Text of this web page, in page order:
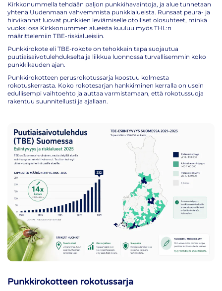
Kirkkonummella tehdään paljon punkkihavaintoja, ja alue tunnetaan
yhtenä Uudenmaan vahvemmista punkkialueista. Runsaat peura- ja
hirvikannat luovat punkkien leviämiselle otolliset olosuhteet, minkä
vuoksi osa Kirkkonummen alueista kuuluu myös THL:n
määrittelemiin TBE-riskialueisiin.
Punkkirokote eli TBE-rokote on tehokkain tapa suojautua
puutiaisaivotulehdukselta ja liikkua luonnossa turvallisemmin koko
punkkikauden ajan.
Punkkirokotteen perusrokotussarja koostuu kolmesta
rokotuskerrasta. Koko rokotesarjan hankkiminen kerralla on usein
edullisempi vaihtoehto ja auttaa varmistamaan, että rokotussuoja
rakentuu suunnitellusti ja ajallaan.
Punkkirokotteen rokotussarja